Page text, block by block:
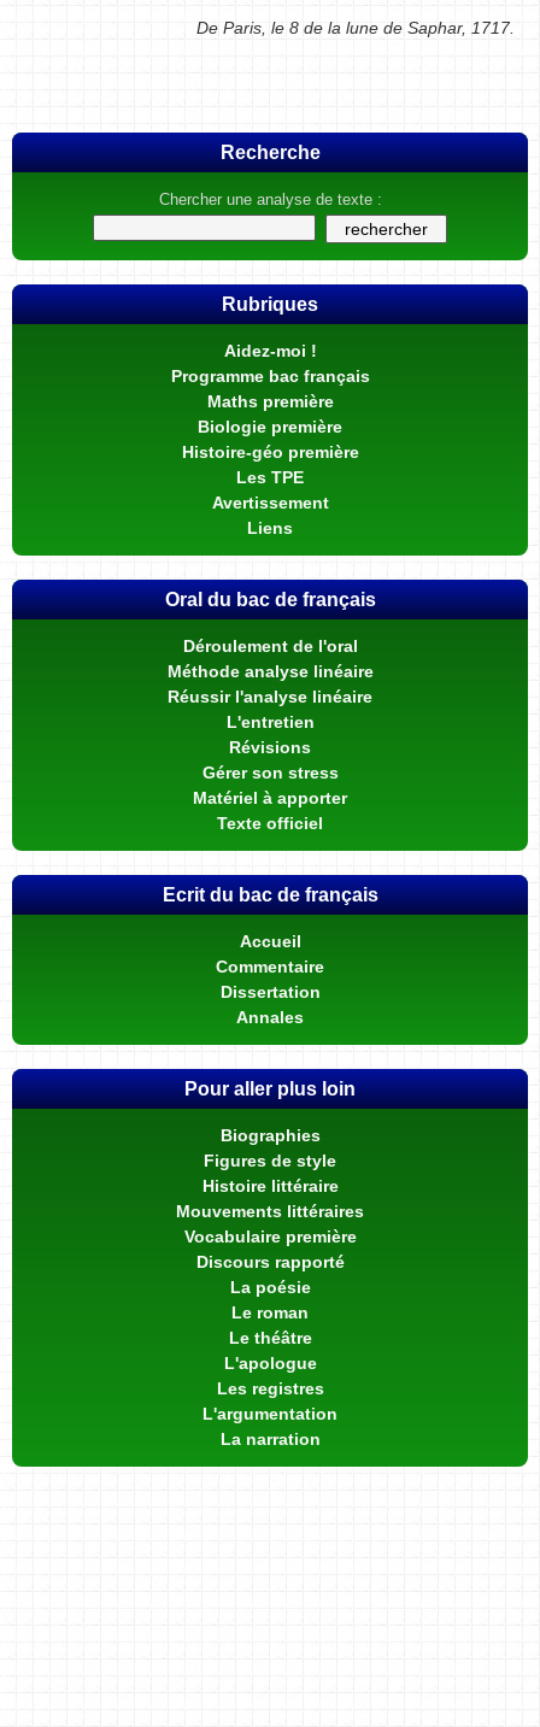
Recherche
Chercher une analyse de texte :
Rubriques
Aidez-moi !
Programme bac français
Maths première
Biologie première
Histoire-géo première
Les TPE
Avertissement
Liens
Oral du bac de français
Déroulement de l'oral
Méthode analyse linéaire
Réussir l'analyse linéaire
L'entretien
Révisions
Gérer son stress
Matériel à apporter
Texte officiel
Ecrit du bac de français
Accueil
Commentaire
Dissertation
Annales
Pour aller plus loin
Biographies
Figures de style
Histoire littéraire
Mouvements littéraires
Vocabulaire première
Discours rapporté
La poésie
Le roman
Le théâtre
L'apologue
Les registres
L'argumentation
La narration
De Paris, le 8 de la lune de Saphar, 1717.